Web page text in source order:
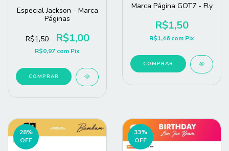
Especial Jackson - Marca
Páginas
R$1,50 R$1,00
R$0,97 com Pix
COMPRAR
Marca Página GOT7 - Fly
R$1,50
R$1,46 com Pix
COMPRAR
28%
OFF
33%
OFF